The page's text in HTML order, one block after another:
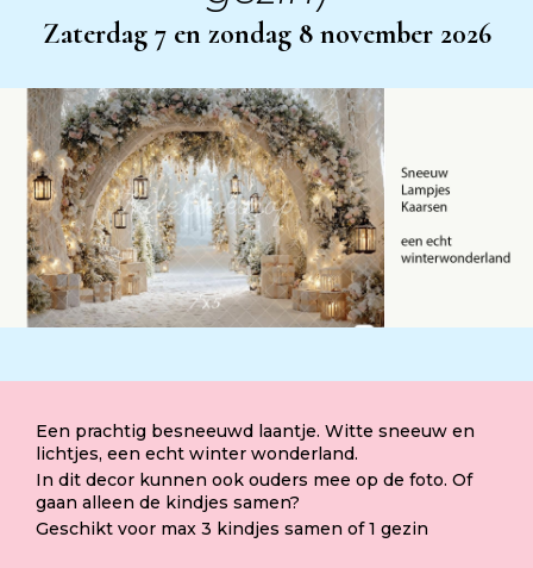
Zaterdag 7 en zondag 8 november 2026
Een prachtig besneeuwd laantje. Witte sneeuw en
lichtjes, een echt winter wonderland.
In dit decor kunnen ook ouders mee op de foto. Of
gaan alleen de kindjes samen?
Geschikt voor max 3 kindjes samen of 1 gezin